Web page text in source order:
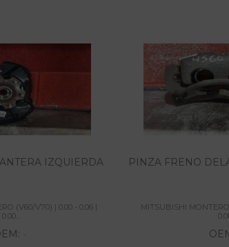
IZQUIERDA
(V60/V70) | 0.00 - 0.06 |
0.00...
-
PINZA FRENO
MITSUBISHI